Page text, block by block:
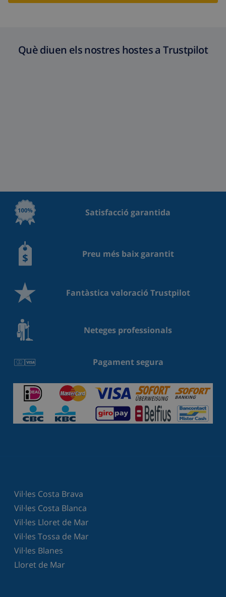
Què diuen els nostres hostes a Trustpilot
Satisfacció garantida
Preu més baix garantit
Fantàstica valoració Trustpilot
Neteges professionals
Pagament segura
Vil·les Costa Brava
Vil·les Costa Blanca
Vil·les Lloret de Mar
Vil·les Tossa de Mar
Vil·les Blanes
Lloret de Mar